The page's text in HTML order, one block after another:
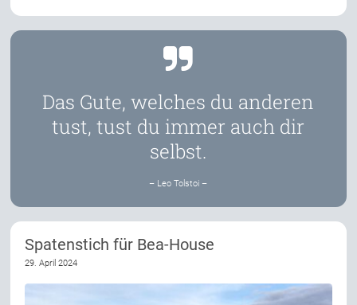
Das Gute, welches du anderen
tust, tust du immer auch dir
selbst.
– Leo Tolstoi –
Spatenstich für Bea-House
29. April 2024